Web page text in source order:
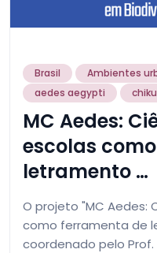
Brasil Ambientes
aedes aegypti
MC Aedes:
escolas
letramento …
O projeto "MC Aedes:
como ferramenta de
coordenado pelo